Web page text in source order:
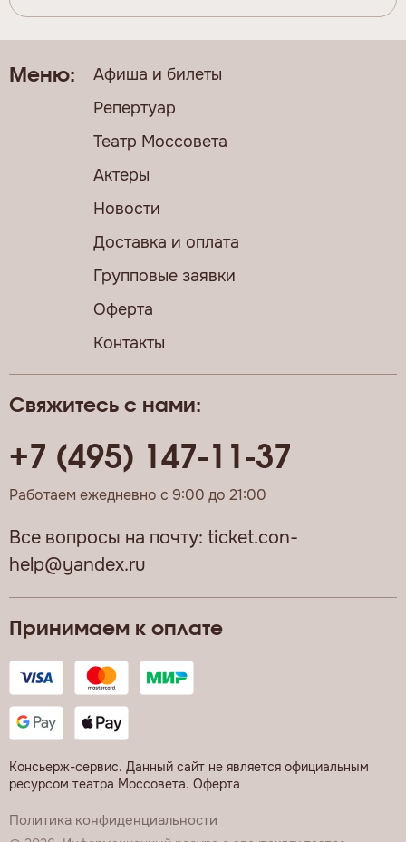
Принимаем к оплате
Консьерж-сервис. Данный сайт не является официальным
ресурсом театра Моссовета. Оферта
Политика конфиденциальности
Свяжитесь с нами:
+7 (495) 147-11-37
Работаем ежедневно с 9:00 до 21:00
Все вопросы на почту: ticket.con-
help@yandex.ru
Меню:
Афиша и билеты
Репертуар
Театр Моссовета
Актеры
Новости
Доставка и оплата
Групповые заявки
Оферта
Контакты